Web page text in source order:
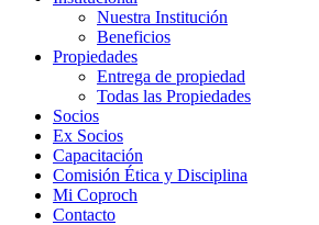
Nuestra Institución
Beneficios
Propiedades
Entrega de propiedad
Todas las Propiedades
Socios
Ex Socios
Capacitación
Comisión Ética y Disciplina
Mi Coproch
Contacto